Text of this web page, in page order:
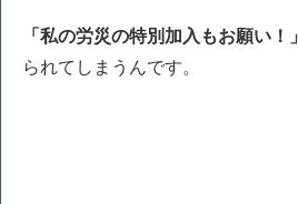
「私の労災の特別加入もお願い！」
られてしまうんです。